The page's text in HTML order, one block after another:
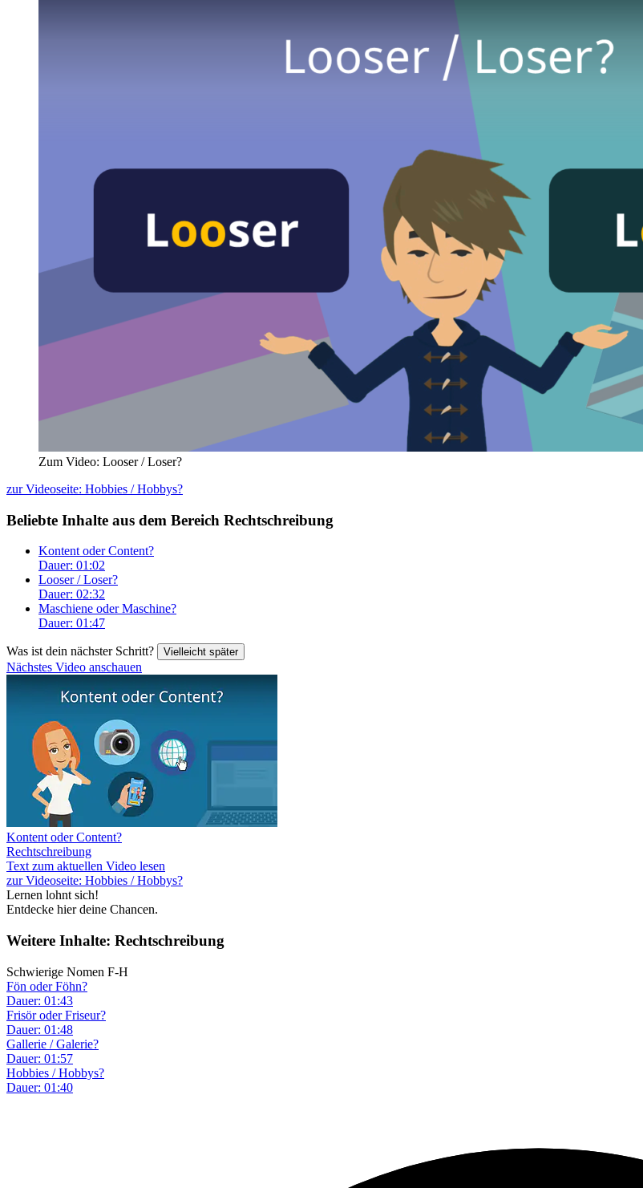
Zum Video: Looser / Loser?
zur Videoseite: Hobbies / Hobbys?
Beliebte Inhalte aus dem Bereich Rechtschreibung
Kontent oder Content?
Dauer: 01:02
Looser / Loser?
Dauer: 02:32
Maschiene oder Maschine?
Dauer: 01:47
Was ist dein nächster Schritt? Vielleicht später
Nächstes Video anschauen
Kontent oder Content?
Rechtschreibung
Text zum aktuellen Video lesen
zur Videoseite: Hobbies / Hobbys?
Lernen lohnt sich!
Entdecke hier deine Chancen.
Weitere Inhalte: Rechtschreibung
Schwierige Nomen F-H
Fön oder Föhn?
Dauer: 01:43
Frisör oder Friseur?
Dauer: 01:48
Gallerie / Galerie?
Dauer: 01:57
Hobbies / Hobbys?
Dauer: 01:40